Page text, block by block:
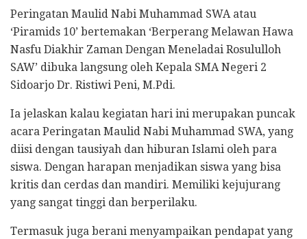
Peringatan Maulid Nabi Muhammad SWA atau
‘Piramids 10’ bertemakan ‘Berperang Melawan Hawa
Nasfu Diakhir Zaman Dengan Meneladai Rosululloh
SAW’ dibuka langsung oleh Kepala SMA Negeri 2
Sidoarjo Dr. Ristiwi Peni, M.Pdi.
Ia jelaskan kalau kegiatan hari ini merupakan puncak
acara Peringatan Maulid Nabi Muhammad SWA, yang
diisi dengan tausiyah dan hiburan Islami oleh para
siswa. Dengan harapan menjadikan siswa yang bisa
kritis dan cerdas dan mandiri. Memiliki kejujurang
yang sangat tinggi dan berperilaku.
Termasuk juga berani menyampaikan pendapat yang